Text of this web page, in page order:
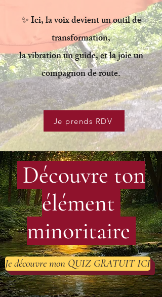
✨ Ici, la voix devient un outil de
transformation,
la vibration un guide, et la joie un
compagnon de route.
Je prends RDV
Découvre ton
élément
minoritaire
Je découvre mon QUIZ GRATUIT ICI